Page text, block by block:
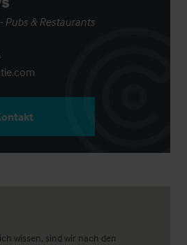
wissen, sind wir nach den
Pubs & Restaurants